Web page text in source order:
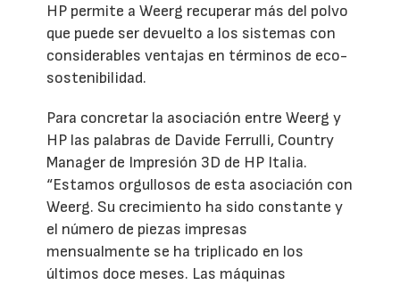
HP permite a Weerg recuperar más del polvo
que puede ser devuelto a los sistemas con
considerables ventajas en términos de eco-
sostenibilidad.
Para concretar la asociación entre Weerg y
HP las palabras de Davide Ferrulli, Country
Manager de Impresión 3D de HP Italia.
“Estamos orgullosos de esta asociación con
Weerg. Su crecimiento ha sido constante y
el número de piezas impresas
mensualmente se ha triplicado en los
últimos doce meses. Las máquinas